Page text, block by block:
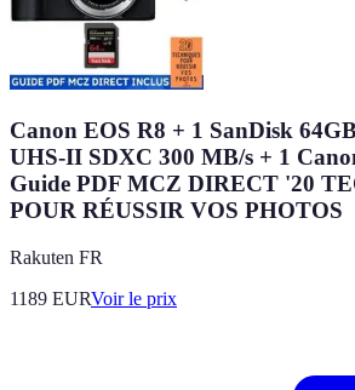
Canon EOS R8 + 1 SanDisk
UHS-II SDXC 300 MB/s + 1
Guide PDF MCZ DIRECT '20
POUR RÉUSSIR VOS PHOTOS
Rakuten FR
1189 EURVoir le prix